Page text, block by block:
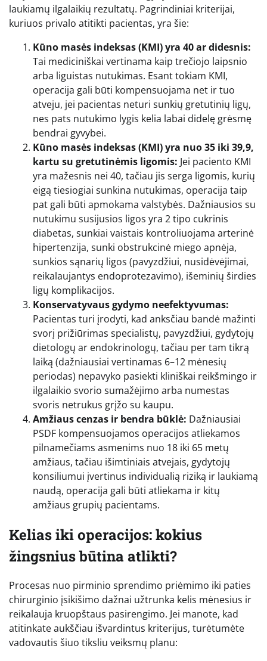
laukiamų ilgalaikių rezultatų. Pagrindiniai kriterijai,
kuriuos privalo atitikti pacientas, yra šie:
Kūno masės indeksas (KMI) yra 40 ar didesnis:
Tai mediciniškai vertinama kaip trečiojo laipsnio
arba liguistas nutukimas. Esant tokiam KMI,
operacija gali būti kompensuojama net ir tuo
atveju, jei pacientas neturi sunkių gretutinių ligų,
nes pats nutukimo lygis kelia labai didelę grėsmę
bendrai gyvybei.
Kūno masės indeksas (KMI) yra nuo 35 iki 39,9,
kartu su gretutinėmis ligomis: Jei paciento KMI
yra mažesnis nei 40, tačiau jis serga ligomis, kurių
eigą tiesiogiai sunkina nutukimas, operacija taip
pat gali būti apmokama valstybės. Dažniausios su
nutukimu susijusios ligos yra 2 tipo cukrinis
diabetas, sunkiai vaistais kontroliuojama arterinė
hipertenzija, sunki obstrukcinė miego apnėja,
sunkios sąnarių ligos (pavyzdžiui, nusidėvėjimai,
reikalaujantys endoprotezavimo), išeminių širdies
ligų komplikacijos.
Konservatyvaus gydymo neefektyvumas:
Pacientas turi įrodyti, kad anksčiau bandė mažinti
svorį prižiūrimas specialistų, pavyzdžiui, gydytojų
dietologų ar endokrinologų, tačiau per tam tikrą
laiką (dažniausiai vertinamas 6–12 mėnesių
periodas) nepavyko pasiekti kliniškai reikšmingo ir
ilgalaikio svorio sumažėjimo arba numestas
svoris netrukus grįžo su kaupu.
Amžiaus cenzas ir bendra būklė: Dažniausiai
PSDF kompensuojamos operacijos atliekamos
pilnamečiams asmenims nuo 18 iki 65 metų
amžiaus, tačiau išimtiniais atvejais, gydytojų
konsiliumui įvertinus individualią riziką ir laukiamą
naudą, operacija gali būti atliekama ir kitų
amžiaus grupių pacientams.
Kelias iki operacijos: kokius
žingsnius būtina atlikti?
Procesas nuo pirminio sprendimo priėmimo iki paties
chirurginio įsikišimo dažnai užtrunka kelis mėnesius ir
reikalauja kruopštaus pasirengimo. Jei manote, kad
atitinkate aukščiau išvardintus kriterijus, turėtumėte
vadovautis šiuo tiksliu veiksmų planu: